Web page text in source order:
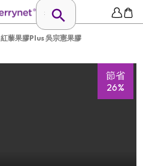
紅藜果膠Plus 吳宗憲果膠
節省
26%